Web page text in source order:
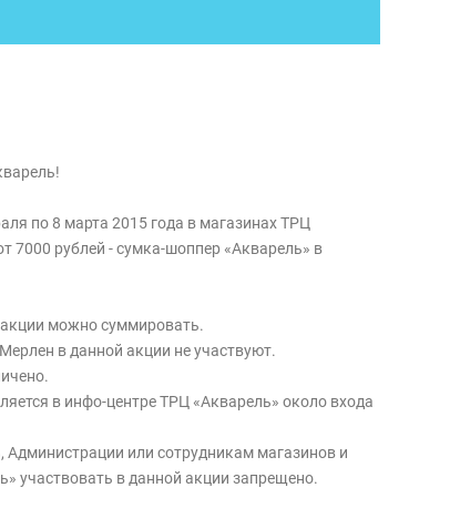
по 8 марта 2015 года в магазинах ТРЦ
7000 рублей - сумка-шоппер «Акварель» в
можно суммировать.
в данной акции не участвуют.
в инфо-центре ТРЦ «Акварель» около входа
или сотрудникам магазинов и
участвовать в данной акции запрещено.